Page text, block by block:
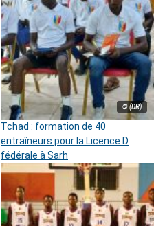
© (DR)
Tchad : formation de 40
entraîneurs pour la Licence D
fédérale à Sarh